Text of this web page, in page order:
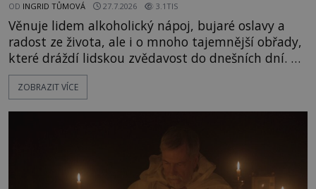
OD INGRID TŮMOVÁ 27.7.2026 3.1TIS
Věnuje lidem alkoholický nápoj, bujaré oslavy a
radost ze života, ale i o mnoho tajemnější obřady,
které dráždí lidskou zvědavost do dnešních dní. Co
doopravdy představuje bůh, jemuž Římané říkají
Bakchus? Mytologický příběh řeckého boha
ZOBRAZIT VÍCE